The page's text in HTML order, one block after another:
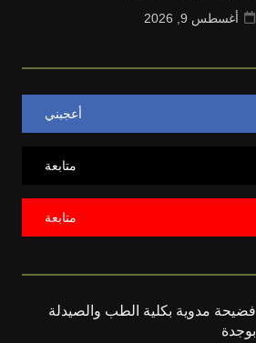
أغسطس 9, 2026
أعجبني
متابعة
متابعة
فضيحة مدوية بكلية الطب والصيدلة
بوجدة